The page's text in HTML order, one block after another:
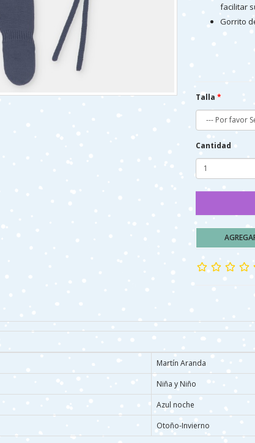
facilitar
Gorrito
Talla
Cantidad
Martín Aranda
Niña y Niño
Azul noche
Otoño-Invierno